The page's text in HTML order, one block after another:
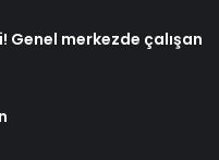
Genel merkezde çalışan